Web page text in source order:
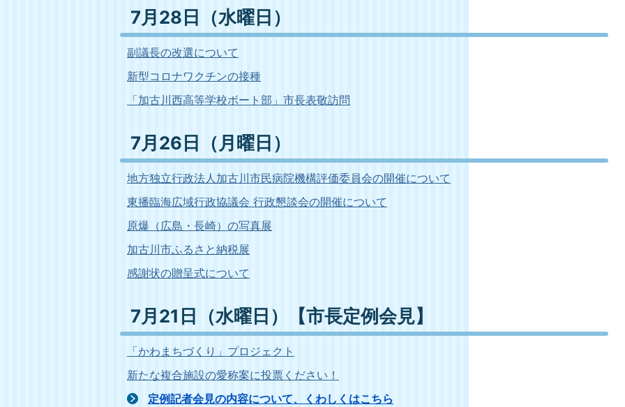
7月28日（水曜日）
副議長の改選について
新型コロナワクチンの接種
「加古川西高等学校ボート部」市長表敬訪問
7月26日（月曜日）
地方独立行政法人加古川市民病院機構評価委員会の開催について
東播臨海広域行政協議会 行政懇談会の開催について
原爆（広島・長崎）の写真展
加古川市ふるさと納税展
感謝状の贈呈式について
7月21日（水曜日）【市長定例会見】
「かわまちづくり」プロジェクト
新たな複合施設の愛称案に投票ください！
定例記者会見の内容について、くわしくはこちら